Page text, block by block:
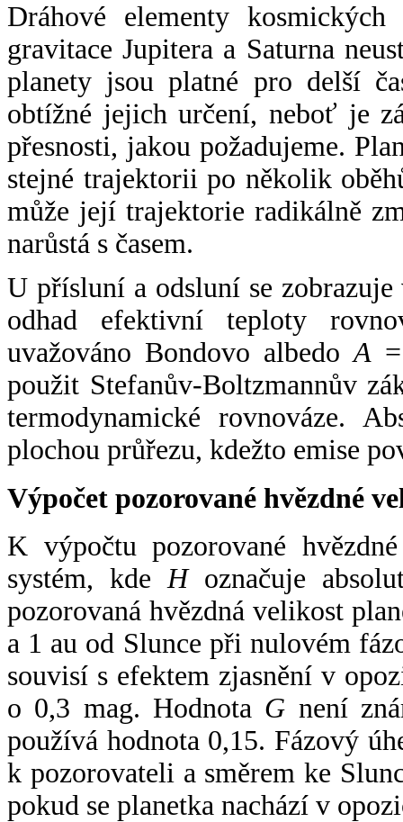
Dráhové elementy
gravitace Jupitera a Saturna
planety jsou platné pro delší
obtížné jejich určení, neboť je
přesnosti, jakou požadujeme.
stejné trajektorii po několik
může její trajektorie radikálně
narůstá s časem.
U přísluní a odsluní se
odhad efektivní teploty
uvažováno Bondovo albedoA
použit Stefanův-Boltzmannův
termodynamické rovnováze.
plochou průřezu, kdežto emise
Výpočet pozorované hvězdné
K výpočtu pozorované
systém, kde Hoznačuje
pozorovaná hvězdná velikost
a 1 au od Slunce při nulovém
souvisí s efektem zjasnění v
o 0,3 mag. Hodnota G není
používá hodnota 0,15. Fázový
k pozorovateli a směrem ke
pokud se planetka nachází v